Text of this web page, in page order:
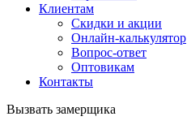
Клиентам
Скидки и акции
Онлайн-калькулятор
Вопрос-ответ
Оптовикам
Контакты
Вызвать замерщика